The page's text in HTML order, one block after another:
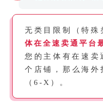
无类目限制（特殊
体在全速卖通平台
您的主体有在速
个店铺，那么海外
（6-X）。